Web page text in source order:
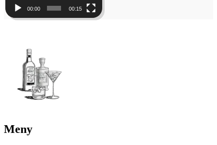
00:00 00:15
Meny